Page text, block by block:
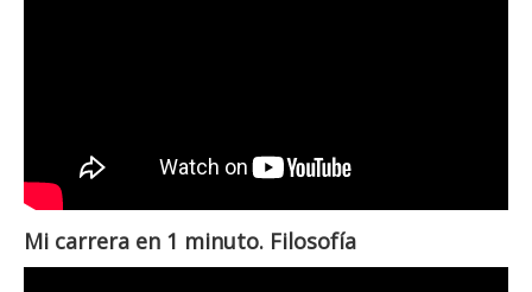
Mi carrera en 1 minuto. Filosofía